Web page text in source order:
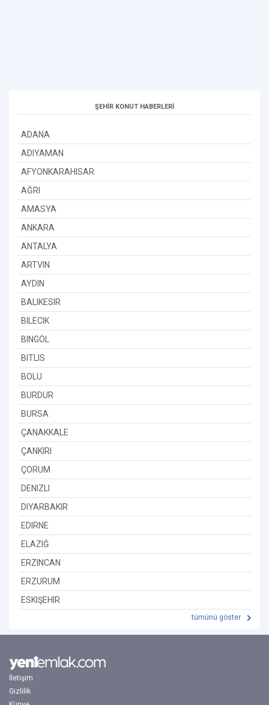
ŞEHİR KONUT HABERLERİ
ADANA
ADIYAMAN
AFYONKARAHISAR
AĞRI
AMASYA
ANKARA
ANTALYA
ARTVIN
AYDIN
BALIKESIR
BILECIK
BINGÖL
BITLIS
BOLU
BURDUR
BURSA
ÇANAKKALE
ÇANKIRI
ÇORUM
DENIZLI
DIYARBAKIR
EDIRNE
ELAZIĞ
ERZINCAN
ERZURUM
ESKIŞEHIR
tümünü göster
İletişim
Gizlilik